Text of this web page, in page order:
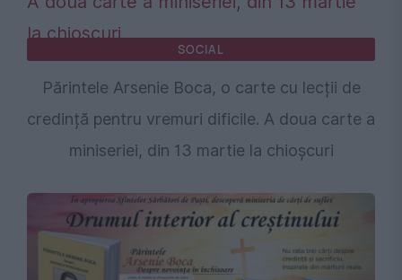
SOCIAL
Părintele Arsenie Boca, o carte cu lecții de
credință pentru vremuri dificile. A doua carte a
miniseriei, din 13 martie la chioșcuri